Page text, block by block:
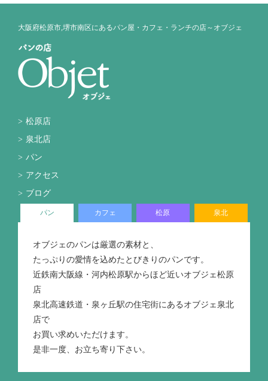
大阪府松原市,堺市南区にあるパン屋・カフェ・ランチの店～オブジェ
松原店
泉北店
パン
アクセス
ブログ
パン カフェ 松原 泉北
オブジェのパンは厳選の素材と、
たっぷりの愛情を込めたとびきりのパンです。
近鉄南大阪線・河内松原駅からほど近いオブジェ松原
店
泉北高速鉄道・泉ヶ丘駅の住宅街にあるオブジェ泉北
店で
お買い求めいただけます。
是非一度、お立ち寄り下さい。